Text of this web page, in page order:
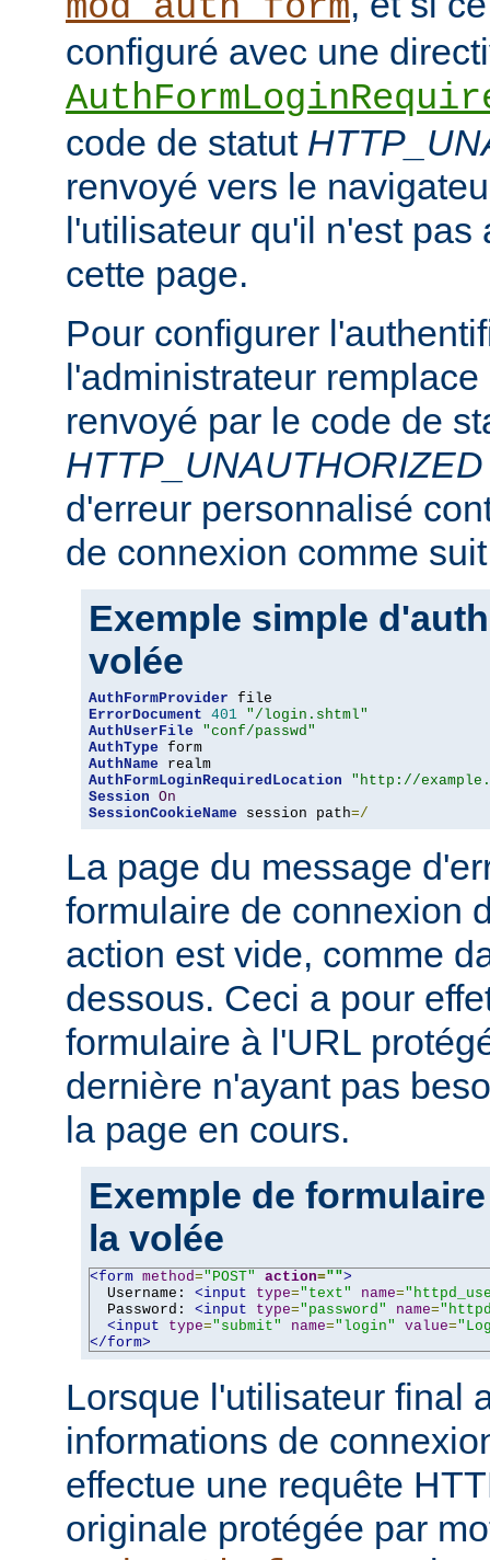
configuré avec une
code de statut
renvoyé vers le
l'utilisateur qu'il n'est pas
cette page.
Pour configurer
l'administrateur
renvoyé par le code de
HTTP_UNAUTHORIZED
d'erreur personnalisé
de connexion comme
Exemple simple
volée
AuthFormProvider
ErrorDocument 401 "/login.shtml"
AuthUserFile
"conf/passwd"
AuthType
AuthName
AuthFormLoginRequiredLocation
"http://
Session On
SessionCookieName session path=/
La page du message
formulaire de connexion
action est vide, comme
dessous. Ceci a pour
formulaire à l'URL
dernière n'ayant pas
la page en cours.
Exemple de
la volée
<form method="POST" action="">
  Username:
<input type="text" name=
  Password:
<input type="password" name=
<input
type="submit" name="login" value=
</form>
Lorsque l'utilisateur final
informations de
effectue une requête
originale protégée par